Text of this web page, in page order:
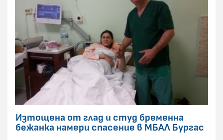
Изтощена от глад и студ бременна
бежанка намери спасение в МБАЛ Бургас